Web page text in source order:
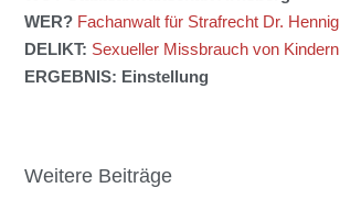
WER? Fachanwalt für Strafrecht Dr. Hennig
DELIKT: Sexueller Missbrauch von Kindern
ERGEBNIS: Einstellung
Weitere Beiträge